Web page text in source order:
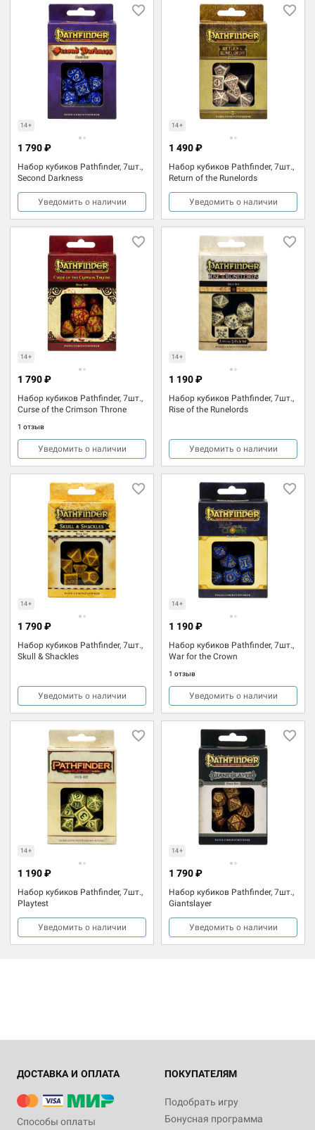
14+
Набор кубиков Pathfinder, 7шт.,
Second Darkness
1 790 ₽
Уведомить о наличии
14+
Набор кубиков Pathfinder, 7шт.,
Return of the Runelords
1 490 ₽
Уведомить о наличии
14+
Набор кубиков Pathfinder, 7шт.,
Curse of the Crimson Throne
1 отзыв
1 790 ₽
Уведомить о наличии
14+
Набор кубиков Pathfinder, 7шт.,
Rise of the Runelords
1 190 ₽
Уведомить о наличии
14+
Набор кубиков Pathfinder, 7шт.,
Skull & Shackles
1 790 ₽
Уведомить о наличии
14+
Набор кубиков Pathfinder, 7шт.,
War for the Crown
1 отзыв
1 190 ₽
Уведомить о наличии
14+
Набор кубиков Pathfinder, 7шт.,
Playtest
1 190 ₽
Уведомить о наличии
14+
Набор кубиков Pathfinder, 7шт.,
Giantslayer
1 790 ₽
Уведомить о наличии
ДОСТАВКА И ОПЛАТА
Способы оплаты
ПОКУПАТЕЛЯМ
Подобрать игру
Бонусная программа